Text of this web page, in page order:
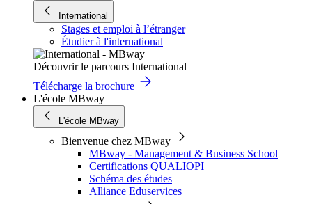
International
Stages et emploi à l’étranger
Étudier à l'international
Découvrir le parcours International
Télécharge la brochure
L'école MBway
L'école MBway
Bienvenue chez MBway
MBway - Management & Business School
Certifications QUALIOPI
Schéma des études
Alliance Eduservices